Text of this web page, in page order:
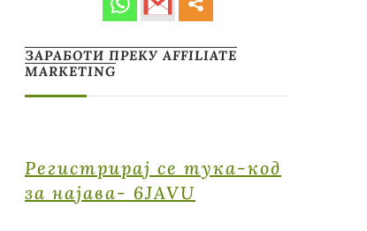
ЗАРАБОТИ ПРЕКУ AFFILIATE
MARKETING
Регистрирај се тука-код
за најава- 6JAVU